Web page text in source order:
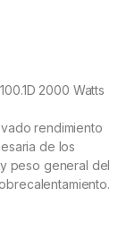
2000 Watts
rendimiento
de los
peso general del